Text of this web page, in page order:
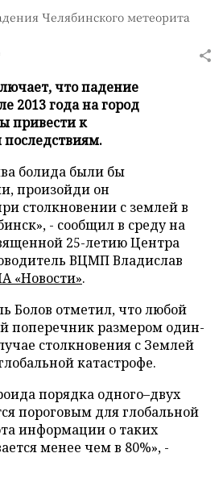
Челябинского метеорита
что падение
2013 года на город
привести к
болида были бы
произойди он
столкновении с землей в
- сообщил в среду на
25-летию Центра
ВЦМП Владислав
«Новости».
Болов отметил, что любой
поперечник размером один-
столкновения с Землей
катастрофе.
порядка одного–двух
пороговым для глобальной
информации о таких
менее чем в 80%», -